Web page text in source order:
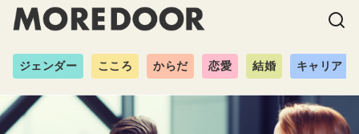
ジェンダー こころ からだ 恋愛 結婚 キャリア